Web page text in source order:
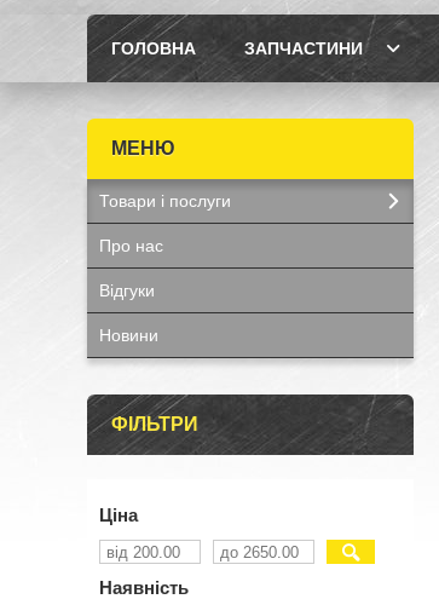
ГОЛОВНА ЗАПЧАСТИНИ
Товари і послуги
Про нас
Відгуки
Новини
ФІЛЬТРИ
Ціна
Наявність